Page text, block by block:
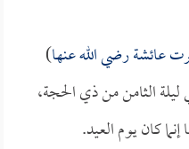
عائشةرضي الله عنها)
ليلة الثامن من ذي الحجة،
كان يوم العيد.